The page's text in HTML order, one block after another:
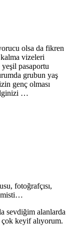
olsa da fikren
vizeleri
pasaportu
grubun yaş
genç olması
…
fotoğrafçısı,
sevdiğim alanlarda
keyif alıyorum.